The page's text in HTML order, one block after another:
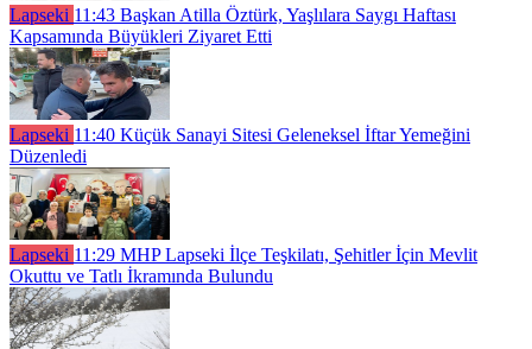
Lapseki 11:43 Başkan Atilla Öztürk, Yaşlılara Saygı Haftası
Kapsamında Büyükleri Ziyaret Etti
Lapseki 11:40 Küçük Sanayi Sitesi Geleneksel İftar Yemeğini
Düzenledi
Lapseki 11:29 MHP Lapseki İlçe Teşkilatı, Şehitler İçin Mevlit
Okuttu ve Tatlı İkramında Bulundu